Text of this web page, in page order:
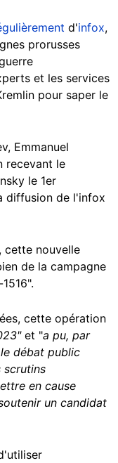
d'infox,
prorusses
et les services
pour saper le
Emmanuel
recevant le
le 1er
diffusion de l'infox
cette nouvelle
de la campagne
cette opération
et "a pu, par
débat public
scrutins
en cause
un candidat